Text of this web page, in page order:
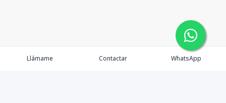
Llámame Contactar WhatsApp